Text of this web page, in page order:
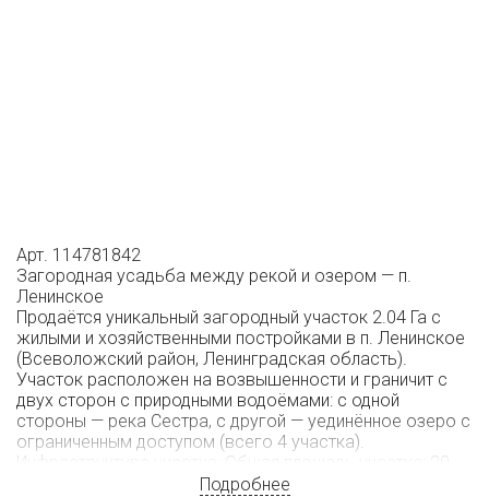
Арт. 114781842
Загородная усадьба между рекой и озером — п.
Ленинское
Продаётся уникальный загородный участок 2.04 Га с
жилыми и хозяйственными постройками в п. Ленинское
(Всеволожский район, Ленинградская область).
Участок расположен на возвышенности и граничит с
двух сторон с природными водоёмами: с одной
стороны — река Сестра, с другой — уединённое озеро с
ограниченным доступом (всего 4 участка).
Инфраструктура участка: Общая площадь участка: 20
Подробнее